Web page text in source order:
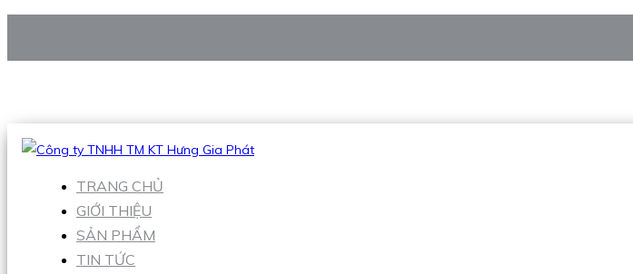
Hotline:0938 906 663
TRANG CHỦ
GIỚI THIỆU
SẢN PHẨM
TIN TỨC